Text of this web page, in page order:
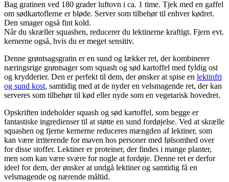
Bag gratinen ved 180 grader luftovn i ca. 1 time. Tjek med en gaffel
om sødkartoflerne er bløde. Server som tilbehør til enhver kødret.
Den smager også fint kold.
Når du skræller squashen, reducerer du lektinerne kraftigt. Fjern evt.
kernerne også, hvis du er meget sensitiv.
Denne grøntsagsgratin er en sund og lækker ret, der kombinerer
næringsrige grøntsager som squash og sød kartoffel med fyldig ost
og krydderier. Den er perfekt til dem, der ønsker at spise en lektinfri
og sund kost, samtidig med at de nyder en velsmagende ret, der kan
serveres som tilbehør til kød eller nyde som en vegetarisk hovedret.
Opskriften indeholder squash og sød kartoffel, som begge er
fantastiske ingredienser til at støtte en sund fordøjelse. Ved at skrælle
squashen og fjerne kernerne reduceres mængden af lektiner, som
kan være irriterende for maven hos personer med følsomhed over
for disse stoffer. Lektiner er proteiner, der findes i mange planter,
men som kan være svære for nogle at fordøje. Denne ret er derfor
ideel for dem, der ønsker at undgå lektiner og samtidig få en
velsmagende og nærende måltid.